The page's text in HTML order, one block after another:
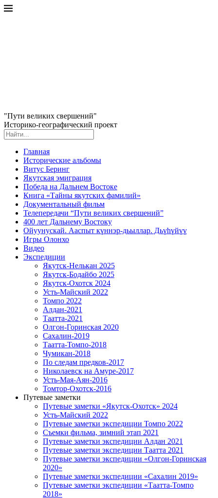
"Пути великих свершений"
Историко-географический проект
Главная
Исторические альбомы
Витус Беринг
Якутская эмиграция
Победа на Дальнем Востоке
Книга «Тайны якутских фамилий»
Документальный фильм
Телепередачи “Пути великих свершений”
400 лет Дальнему Востоку
Ойуунускай. Ааспыт күннэр-дьыллар. Дьүһүйүү
Игры Олонхо
Видео
Экспедиции
Якутск-Нелькан 2025
Якутск-Бодайбо 2025
Якутск-Охотск 2024
Усть-Майский 2022
Томпо 2022
Алдан-2021
Таатта-2021
Олгон-Горинская 2020
Сахалин-2019
Таатта-Томпо-2018
Чумикан-2018
По следам предков-2017
Николаевск на Амуре-2017
Усть-Мая-Аян-2016
Томтор-Охотск-2016
Путевые заметки
Путевые заметки «Якутск-Охотск» 2024
Усть-Майский 2022
Путевые заметки экспедиции Томпо 2022
Съемки фильма, зимний этап 2021
Путевые заметки экспедиции Алдан 2021
Путевые заметки экспедиции Таатта 2021
Путевые заметки экспедиции «Олгон-Горинская
2020»
Путевые заметки экспедиции «Сахалин 2019»
Путевые заметки экспедиции «Таатта-Томпо
2018»